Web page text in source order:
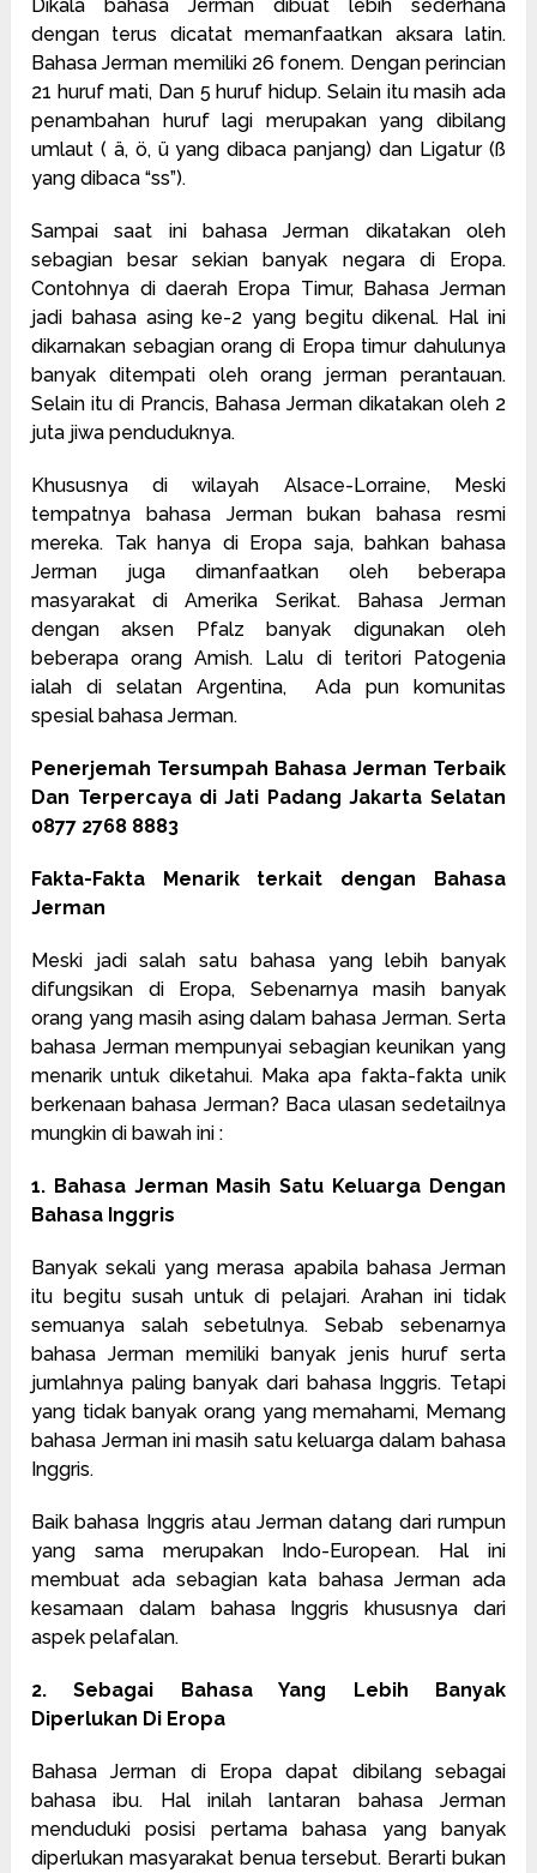
Dikala bahasa Jerman dibuat lebih sederhana
dengan terus dicatat memanfaatkan aksara latin.
Bahasa Jerman memiliki 26 fonem. Dengan perincian
21 huruf mati, Dan 5 huruf hidup. Selain itu masih ada
penambahan huruf lagi merupakan yang dibilang
umlaut ( ä, ö, ü yang dibaca panjang) dan Ligatur (ß
yang dibaca “ss”).
Sampai saat ini bahasa Jerman dikatakan oleh
sebagian besar sekian banyak negara di Eropa.
Contohnya di daerah Eropa Timur, Bahasa Jerman
jadi bahasa asing ke-2 yang begitu dikenal. Hal ini
dikarnakan sebagian orang di Eropa timur dahulunya
banyak ditempati oleh orang jerman perantauan.
Selain itu di Prancis, Bahasa Jerman dikatakan oleh 2
juta jiwa penduduknya.
Khususnya di wilayah Alsace-Lorraine, Meski
tempatnya bahasa Jerman bukan bahasa resmi
mereka. Tak hanya di Eropa saja, bahkan bahasa
Jerman juga dimanfaatkan oleh beberapa
masyarakat di Amerika Serikat. Bahasa Jerman
dengan aksen Pfalz banyak digunakan oleh
beberapa orang Amish. Lalu di teritori Patogenia
ialah di selatan Argentina, Ada pun komunitas
spesial bahasa Jerman.
Penerjemah Tersumpah Bahasa Jerman Terbaik
Dan Terpercaya di Jati Padang Jakarta Selatan
0877 2768 8883
Fakta-Fakta Menarik terkait dengan Bahasa
Jerman
Meski jadi salah satu bahasa yang lebih banyak
difungsikan di Eropa, Sebenarnya masih banyak
orang yang masih asing dalam bahasa Jerman. Serta
bahasa Jerman mempunyai sebagian keunikan yang
menarik untuk diketahui. Maka apa fakta-fakta unik
berkenaan bahasa Jerman? Baca ulasan sedetailnya
mungkin di bawah ini :
1. Bahasa Jerman Masih Satu Keluarga Dengan
Bahasa Inggris
Banyak sekali yang merasa apabila bahasa Jerman
itu begitu susah untuk di pelajari. Arahan ini tidak
semuanya salah sebetulnya. Sebab sebenarnya
bahasa Jerman memiliki banyak jenis huruf serta
jumlahnya paling banyak dari bahasa Inggris. Tetapi
yang tidak banyak orang yang memahami, Memang
bahasa Jerman ini masih satu keluarga dalam bahasa
Inggris.
Baik bahasa Inggris atau Jerman datang dari rumpun
yang sama merupakan Indo-European. Hal ini
membuat ada sebagian kata bahasa Jerman ada
kesamaan dalam bahasa Inggris khususnya dari
aspek pelafalan.
2. Sebagai Bahasa Yang Lebih Banyak
Diperlukan Di Eropa
Bahasa Jerman di Eropa dapat dibilang sebagai
bahasa ibu. Hal inilah lantaran bahasa Jerman
menduduki posisi pertama bahasa yang banyak
diperlukan masyarakat benua tersebut. Berarti bukan